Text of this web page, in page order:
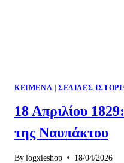
ΚΕΊΜΕΝΑ | ΣΕΛΊΔΕΣ
18 Απριλίου
της Ναυπάκτου
By logxieshop 18/04/2026